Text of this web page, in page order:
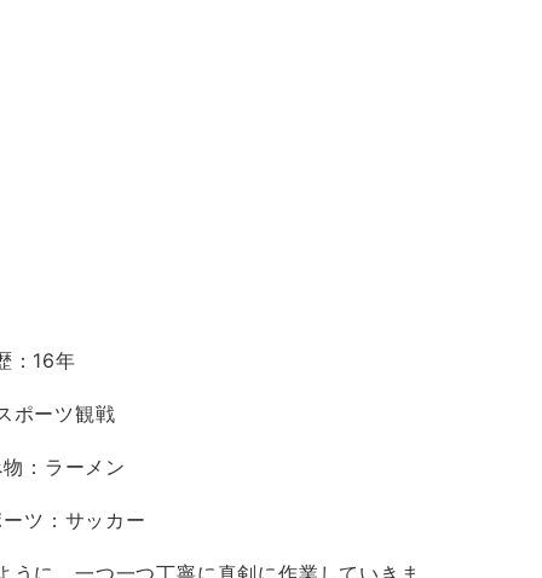
：16年
ポーツ観戦
物：ラーメン
ツ：サッカー